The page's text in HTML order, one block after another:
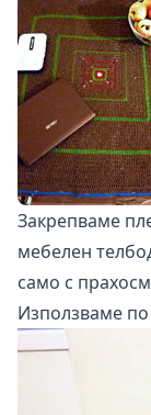
Закрепваме
мебелен
само с
Използваме